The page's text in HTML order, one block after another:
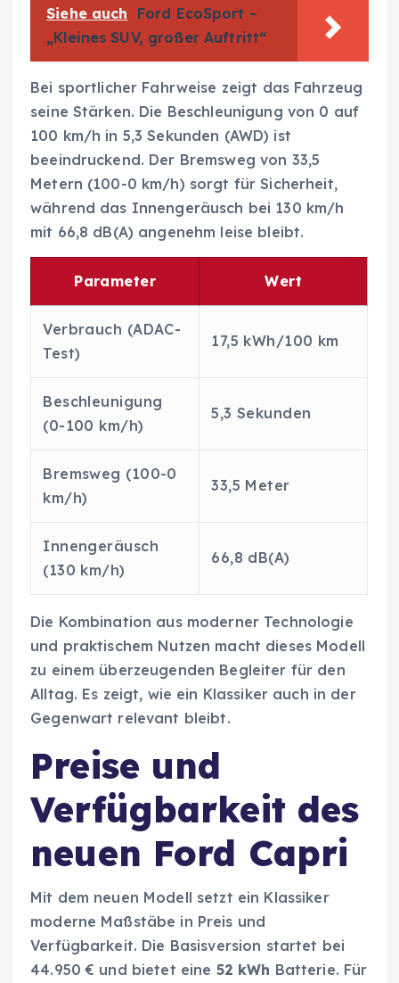
Siehe auch
Ford EcoSport –
„Kleines SUV, großer Auftritt“
Bei sportlicher Fahrweise zeigt das Fahrzeug
seine Stärken. Die Beschleunigung von 0 auf
100 km/h in 5,3 Sekunden (AWD) ist
beeindruckend. Der Bremsweg von 33,5
Metern (100-0 km/h) sorgt für Sicherheit,
während das Innengeräusch bei 130 km/h
mit 66,8 dB(A) angenehm leise bleibt.
Parameter Wert
Verbrauch (ADAC-
Test)
17,5 kWh/100 km
Beschleunigung
(0-100 km/h)
5,3 Sekunden
Bremsweg (100-0
km/h)
33,5 Meter
Innengeräusch
(130 km/h)
66,8 dB(A)
Die Kombination aus moderner Technologie
und praktischem Nutzen macht dieses Modell
zu einem überzeugenden Begleiter für den
Alltag. Es zeigt, wie ein Klassiker auch in der
Gegenwart relevant bleibt.
Preise und
Verfügbarkeit des
neuen Ford Capri
Mit dem neuen Modell setzt ein Klassiker
moderne Maßstäbe in Preis und
Verfügbarkeit. Die Basisversion startet bei
44.950 € und bietet eine 52 kWh Batterie. Für